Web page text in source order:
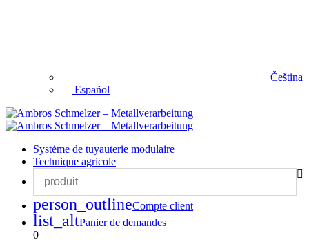
Čeština
Español
Système de tuyauterie modulaire
Technique agricole
person_outlineCompte client
list_altPanier de demandes
0